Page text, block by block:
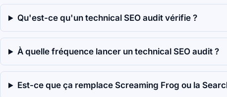
Qu'est-ce qu'un technical SEO audit vérifie ?
À quelle fréquence lancer un technical SEO audit ?
Est-ce que ça remplace Screaming Frog ou la